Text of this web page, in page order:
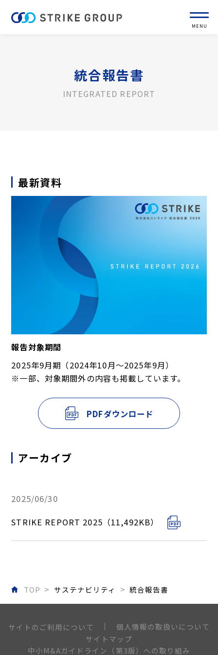
MENU
統合報告書
INTEGRATED REPORT
最新資料
報告対象期間
2025年9月期（2024年10月～2025年9月）
※一部、対象期間外の内容も掲載しています。
PDFダウンロード
アーカイブ
2025/06/30
STRIKE REPORT 2025（11,492KB）
TOP サステナビリティ 統合報告書
サイトのご利用について
個人情報の取扱いについて
サイトマップ
中小M&Aガイドライン（第3版）への取り組み